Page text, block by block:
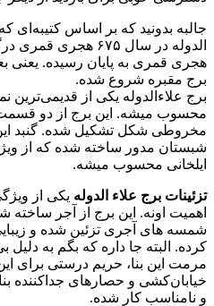
جالبه بدونید که بر اساس کتیبه‌ای
هجری قمری به پایان رسیده. یعنی
برج مقبره شروع شده.
برج علاءالدوله یکی از قدیمی‌ترین
محسوب میشه. این برج از دو قسمت
مخروطی شکل تشکیل شده. گنبد
شبستان مدور ساخته شده که از
ایلخانی محسوب میشه.
تزئینات برج علاء الدوله یکی از
اهمیت اونه. این برج از آجر
شمسه های آجری تزئین شده و
کرده. البته جا داره که بگم به
مرمت این بنا، حریم درستی برای
خیابان‌کشی و حصارهای جداکننده
و نامناسب کار شده.